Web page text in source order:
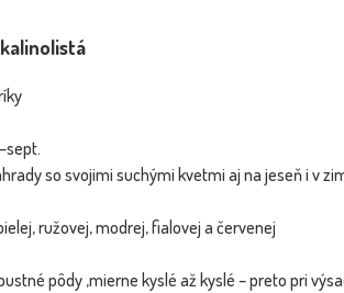
kalinolistá - Hydrangea
so svojimi suchými kvetmi aj na jeseň i v
ružovej, modrej, fialovej a červenej
pôdy ,mierne kyslé až kyslé – preto pri